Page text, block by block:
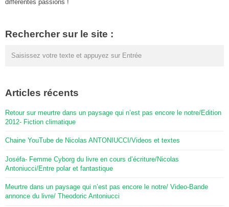
différentes passions !
Rechercher sur le site :
Articles récents
Retour sur meurtre dans un paysage qui n’est pas encore le notre/Edition
2012- Fiction climatique
Chaine YouTube de Nicolas ANTONIUCCI/Videos et textes
Joséfa- Femme Cyborg du livre en cours d’écriture/Nicolas
Antoniucci/Entre polar et fantastique
Meurtre dans un paysage qui n’est pas encore le notre/ Video-Bande
annonce du livre/ Theodoric Antoniucci